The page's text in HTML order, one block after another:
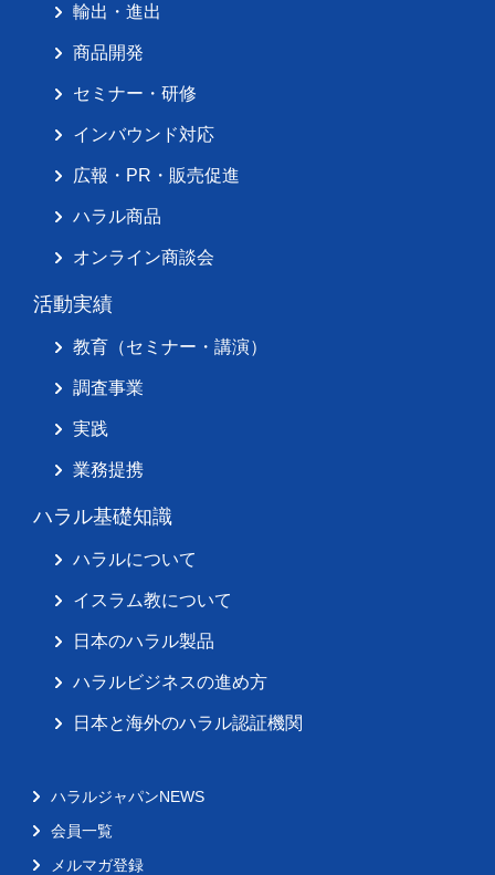
輸出・進出
商品開発
セミナー・研修
インバウンド対応
広報・PR・販売促進
ハラル商品
オンライン商談会
活動実績
教育（セミナー・講演）
調査事業
実践
業務提携
ハラル基礎知識
ハラルについて
イスラム教について
日本のハラル製品
ハラルビジネスの進め方
日本と海外のハラル認証機関
ハラルジャパンNEWS
会員一覧
メルマガ登録